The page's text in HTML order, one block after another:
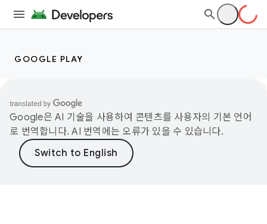
GOOGLE PLAY
Google은 AI 기술을 사용하여 콘텐츠를 사용자의 기본 언어
로 번역합니다. AI 번역에는 오류가 있을 수 있습니다.